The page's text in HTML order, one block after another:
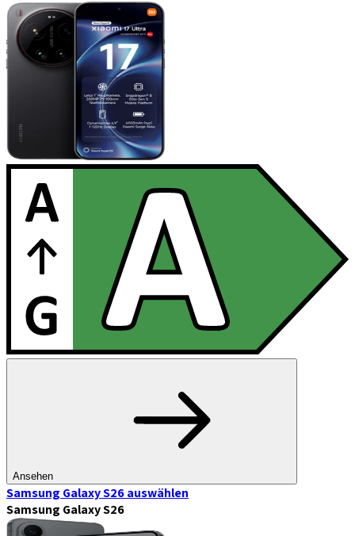
Ansehen
Samsung Galaxy S26auswählen
Samsung Galaxy S26